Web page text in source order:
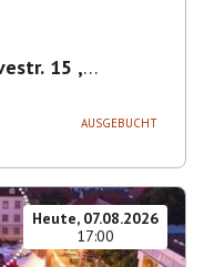
15 ,
AUSGEBUCHT
Heute, 07.08.2026
17:00